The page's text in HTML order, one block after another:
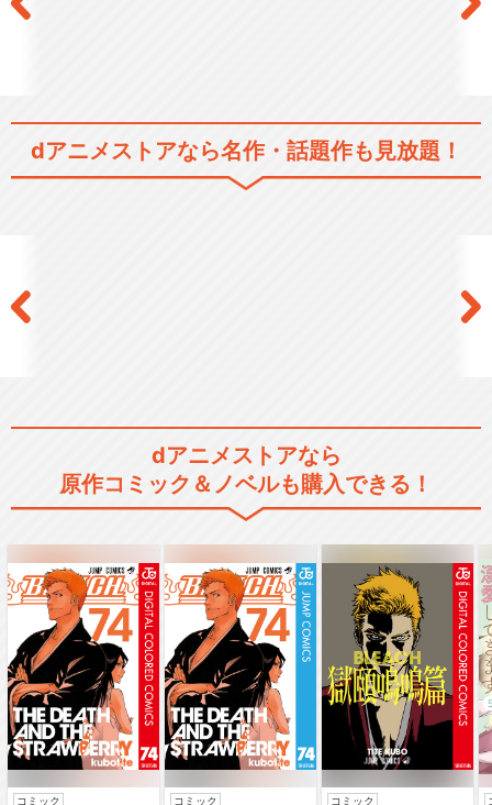
dアニメストアなら名作・話題作も見放題！
dアニメストアなら
原作コミック＆ノベルも購入できる！
コミック コミック コミック